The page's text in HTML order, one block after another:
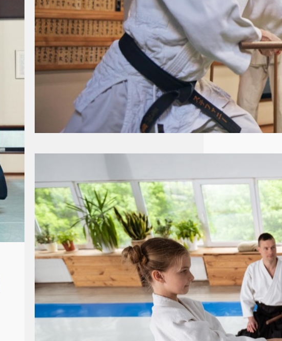
kompleksowy przewodnik po
szkołach i korzyściach z treningów
Aikido, japońska sztuka walki
znana z używania technik
obronnych, które pozwalają
pokonać przeciwnika bez
wyrządzania mu krzywdy,
zdobywa coraz większą
popularność również wśród
najmłodszych. Łódź,…